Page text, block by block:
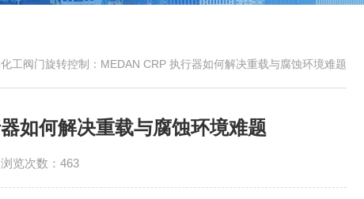
工阀门旋转控制：MEDAN CRP 执行器如何解决重载与腐蚀环境难题
如何解决重载与腐蚀环境难题
浏览次数：463